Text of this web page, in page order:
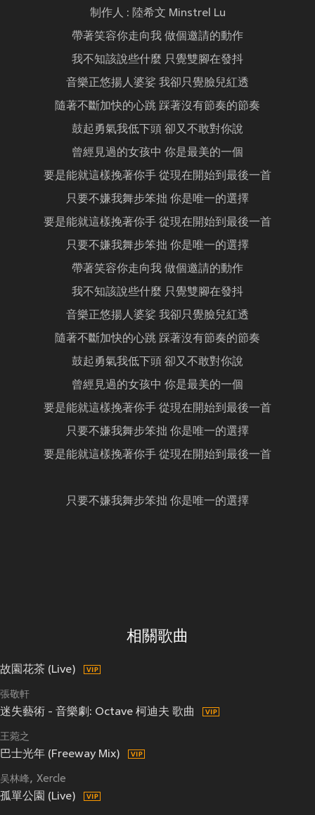
制作人 : 陸希文 Minstrel Lu
帶著笑容你走向我 做個邀請的動作
我不知該說些什麼 只覺雙腳在發抖
音樂正悠揚人婆娑 我卻只覺臉兒紅透
隨著不斷加快的心跳 踩著沒有節奏的節奏
鼓起勇氣我低下頭 卻又不敢對你說
曾經見過的女孩中 你是最美的一個
要是能就這樣挽著你手 從現在開始到最後一首
只要不嫌我舞步笨拙 你是唯一的選擇
要是能就這樣挽著你手 從現在開始到最後一首
只要不嫌我舞步笨拙 你是唯一的選擇
帶著笑容你走向我 做個邀請的動作
我不知該說些什麼 只覺雙腳在發抖
音樂正悠揚人婆娑 我卻只覺臉兒紅透
隨著不斷加快的心跳 踩著沒有節奏的節奏
鼓起勇氣我低下頭 卻又不敢對你說
曾經見過的女孩中 你是最美的一個
要是能就這樣挽著你手 從現在開始到最後一首
只要不嫌我舞步笨拙 你是唯一的選擇
要是能就這樣挽著你手 從現在開始到最後一首
只要不嫌我舞步笨拙 你是唯一的選擇
相關歌曲
故園花茶 (Live)
張敬軒
迷失藝術 - 音樂劇: Octave 柯迪夫 歌曲
王菀之
巴士光年 (Freeway Mix)
吴林峰 Xercle
孤單公園 (Live)